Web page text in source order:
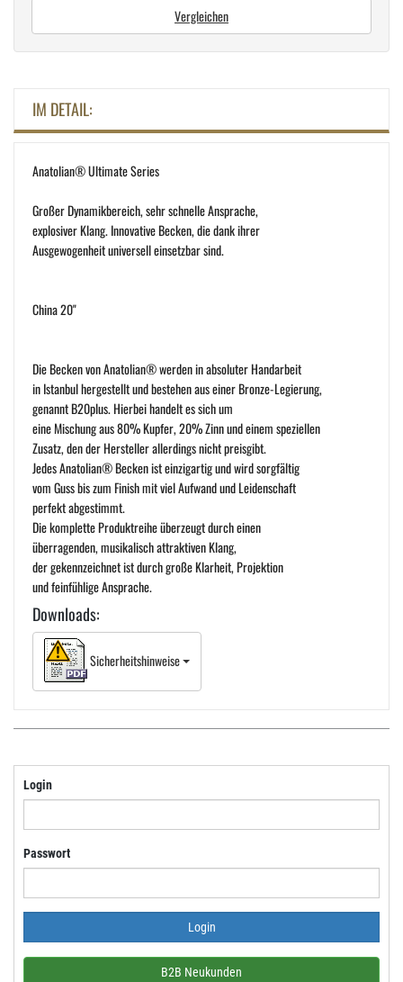
Vergleichen
IM DETAIL:
Anatolian® Ultimate Series
Großer Dynamikbereich, sehr schnelle Ansprache,
explosiver Klang. Innovative Becken, die dank ihrer
Ausgewogenheit universell einsetzbar sind.
China 20"
Die Becken von Anatolian® werden in absoluter Handarbeit
in Istanbul hergestellt und bestehen aus einer Bronze-Legierung,
genannt B20plus. Hierbei handelt es sich um
eine Mischung aus 80% Kupfer, 20% Zinn und einem speziellen
Zusatz, den der Hersteller allerdings nicht preisgibt.
Jedes Anatolian® Becken ist einzigartig und wird sorgfältig
vom Guss bis zum Finish mit viel Aufwand und Leidenschaft
perfekt abgestimmt.
Die komplette Produktreihe überzeugt durch einen
überragenden, musikalisch attraktiven Klang,
der gekennzeichnet ist durch große Klarheit, Projektion
und feinfühlige Ansprache.
Downloads:
Sicherheitshinweise
Login
Passwort
B2B Neukunden